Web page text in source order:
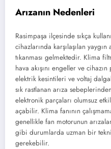
Arızanın Nedenleri
Rasimpaşa ilçesinde sıkça
cihazlarında karşılaşılan
tıkanması gelmektedir. Klima
hava akışını engeller ve
elektrik kesintileri ve voltaj
sık rastlanan arıza
elektronik parçaları olumsuz
açabilir. Klima fanının
genellikle fan motorunun
gibi durumlarda uzman bir
gerekebilir.